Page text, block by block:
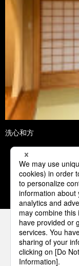
洗心和方
1
パナソニ